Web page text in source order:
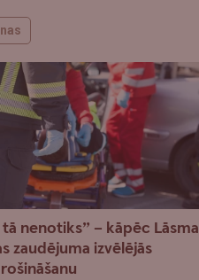
nenotiks” – kāpēc Lāsma
zaudējuma izvēlējās